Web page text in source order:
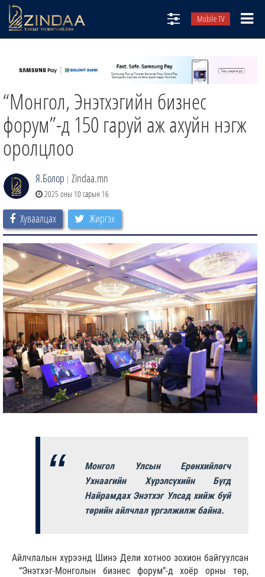
Mobile TV
ТВ8
ӨГЛӨӨНИЙ СОНИН
АУДИО ЗОХИОЛ
ЗИНДАА СЭТГҮҮЛ
“Монгол, Энэтхэгийн бизнес
форум”-д 150 гаруй аж ахуйн нэгж
оролцлоо
Я.Болор | Zindaa.mn
2025 оны 10 сарын 16
Хуваалцах Жиргэх
Монгол Улсын Ерөнхийлөгч
Ухнаагийн Хүрэлсүхийн Бүгд
Найрамдах Энэтхэг Улсад хийж буй
төрийн айлчлал үргэлжилж байна.
Айлчлалын хүрээнд Шинэ Дели хотноо зохион байгуулсан
“Энэтхэг-Монголын бизнес форум”-д хоёр орны төр,